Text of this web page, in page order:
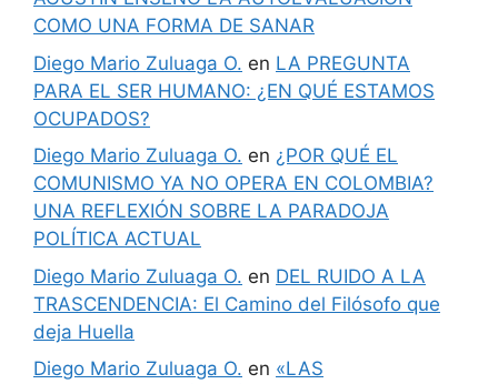
COMO UNA FORMA DE SANAR
Diego Mario Zuluaga O. en LA PREGUNTA
PARA EL SER HUMANO: ¿EN QUÉ ESTAMOS
OCUPADOS?
Diego Mario Zuluaga O. en ¿POR QUÉ EL
COMUNISMO YA NO OPERA EN COLOMBIA?
UNA REFLEXIÓN SOBRE LA PARADOJA
POLÍTICA ACTUAL
Diego Mario Zuluaga O. en DEL RUIDO A LA
TRASCENDENCIA: El Camino del Filósofo que
deja Huella
Diego Mario Zuluaga O. en «LAS